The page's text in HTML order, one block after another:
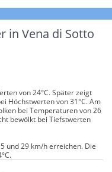
in Vena di Sotto
von 24°C. Später zeigt
Höchstwerten von 31°C. Am
bei Temperaturen von 26
bewölkt bei Tiefstwerten
und 29 km/h erreichen. Die